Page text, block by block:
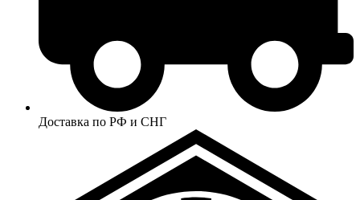
Доставка по РФ и СНГ